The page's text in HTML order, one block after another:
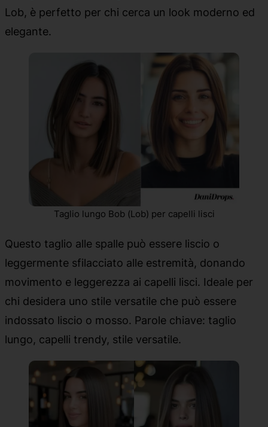
Lob, è perfetto per chi cerca un look moderno ed
elegante.
Taglio lungo Bob (Lob) per capelli lisci
Questo taglio alle spalle può essere liscio o
leggermente sfilacciato alle estremità, donando
movimento e leggerezza ai capelli lisci. Ideale per
chi desidera uno stile versatile che può essere
indossato liscio o mosso. Parole chiave: taglio
lungo, capelli trendy, stile versatile.